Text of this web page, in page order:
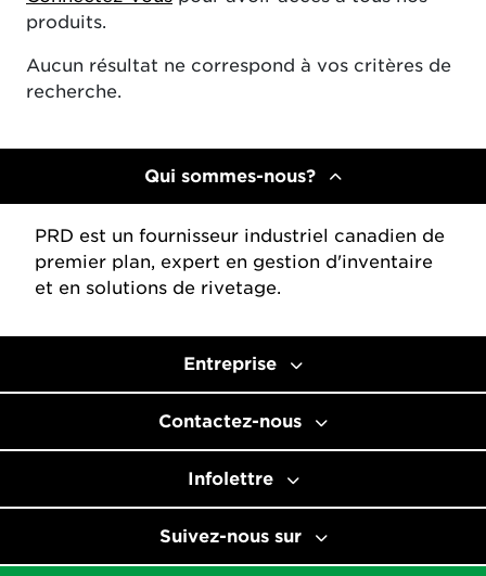
produits.
Aucun résultat ne correspond à vos critères de
recherche.
Qui sommes-nous?
PRD est un fournisseur industriel canadien de
premier plan, expert en gestion d'inventaire
et en solutions de rivetage.
Entreprise
Contactez-nous
Infolettre
Suivez-nous sur